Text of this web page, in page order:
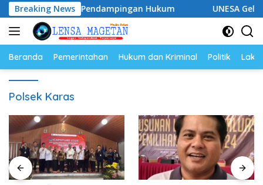
Langsung
ke
konten
Breaking News
Perkuat Pendampingan Hukum UNESA Gelar
Beranda Pemerintahan Hukum dan Kriminal Politik
Polsek Karas